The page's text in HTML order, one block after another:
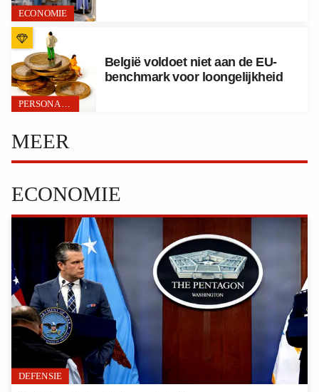
ECONOMIE
België voldoet niet aan de EU-
benchmark voor loongelijkheid
MEER
ECONOMIE
DEFENSIE